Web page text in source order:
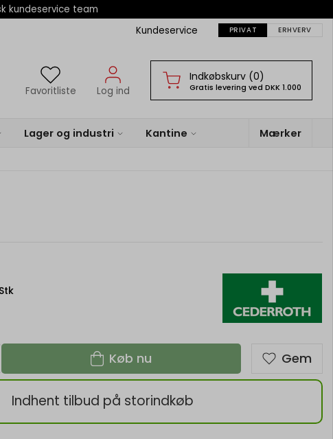
team
Kundeservice PRIVAT ERHVERV
Favoritliste
Log ind
Indkøbskurv (0)
Gratis levering ved DKK 1.000
Lager og industri Kantine Mærker
Køb nu Gem
Indhent tilbud på storindkøb